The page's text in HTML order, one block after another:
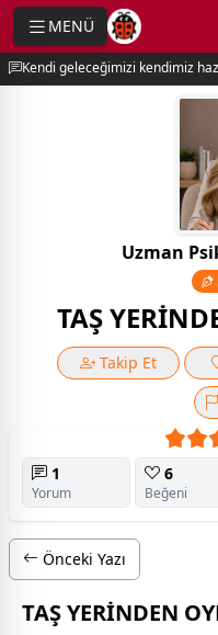
MENÜ
Kendi geleceğimizi kendimiz
Uzman
TAŞ
Takip Et
1
Yorum
6
Beğeni
Önceki Yazı
TAŞ YERİNDEN
menu